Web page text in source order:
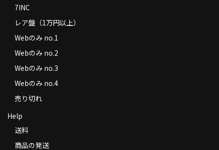
7INC
レア盤（1万円以上）
Webのみ no.1
Webのみ no.2
Webのみ no.3
Webのみ no.4
売り切れ
Help
送料
商品の発送